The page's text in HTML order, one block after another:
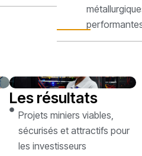
Les résultats
Projets miniers viables,
sécurisés et attractifs pour
les investisseurs